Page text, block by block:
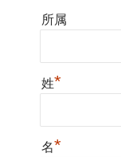
所属
姓*
名*